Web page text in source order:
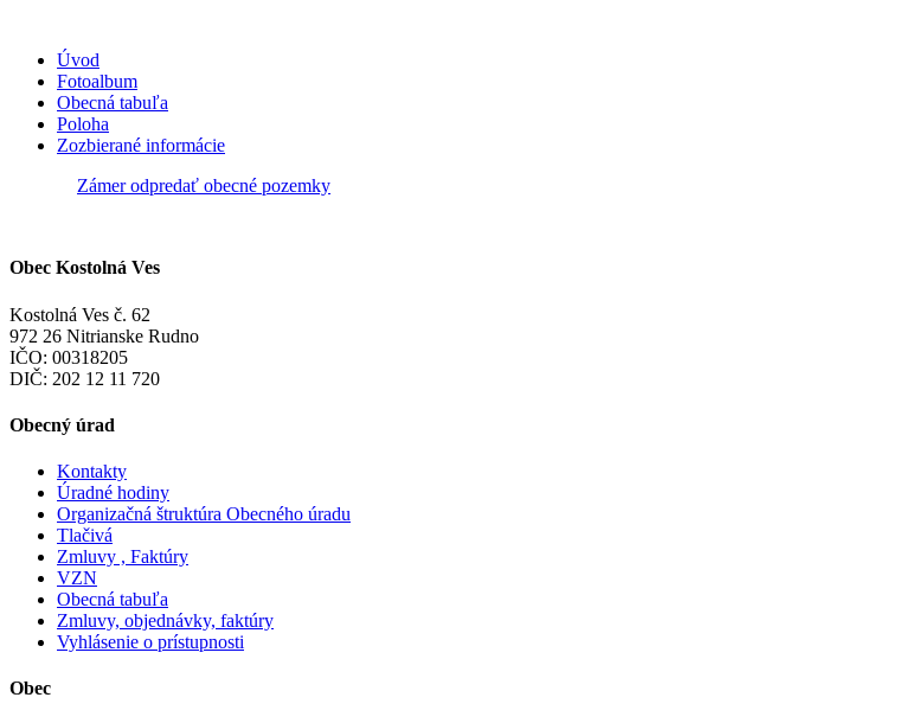
Úvod
Fotoalbum
Obecná tabuľa
Poloha
Zozbierané informácie
Zámer odpredať obecné pozemky
Obec Kostolná Ves
Kostolná Ves č. 62
972 26 Nitrianske Rudno
IČO: 00318205
DIČ: 202 12 11 720
Obecný úrad
Kontakty
Úradné hodiny
Organizačná štruktúra Obecného úradu
Tlačivá
Zmluvy , Faktúry
VZN
Obecná tabuľa
Zmluvy, objednávky, faktúry
Vyhlásenie o prístupnosti
Obec